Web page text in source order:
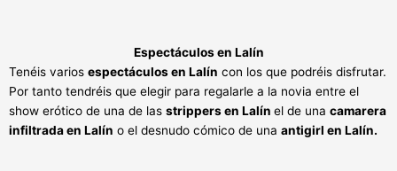
Espectáculos en Lalín
Tenéis varios espectáculos en Lalín con los que podréis disfrutar.
Por tanto tendréis que elegir para regalarle a la novia entre el
show erótico de una de las strippers en Lalín el de una camarera
infiltrada en Lalín o el desnudo cómico de una antigirl en Lalín.